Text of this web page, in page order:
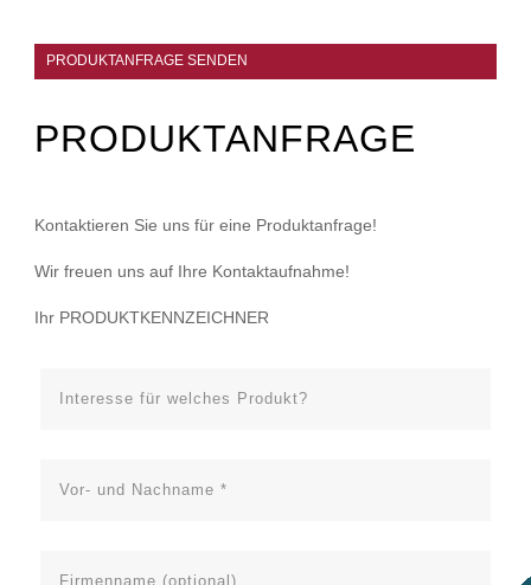
PRODUKTANFRAGE SENDEN
PRODUKTANFRAGE
Kontaktieren Sie uns für eine Produktanfrage!
Wir freuen uns auf Ihre Kontaktaufnahme!
Ihr PRODUKTKENNZEICHNER